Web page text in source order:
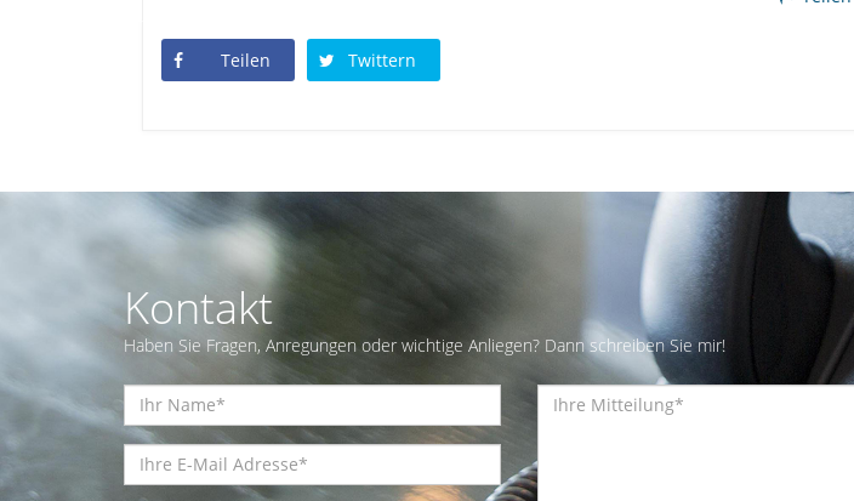
Teilen Twittern
Kontakt
Haben Sie Fragen, Anregungen oder wichtige Anliegen? Dann schreiben Sie mir!